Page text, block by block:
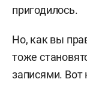
пригодилось.
Но, как вы
тоже
записями. Вот